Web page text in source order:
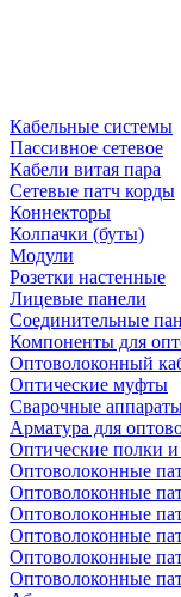
Кабельные системы
Пассивное сетевое
Кабели витая пара
Сетевые патч корды
Коннекторы
Колпачки (буты)
Модули
Розетки настенные
Лицевые панели
Соединительные
Компоненты для
Оптоволоконный
Оптические муфты
Сварочные
Арматура для
Оптические полки
Оптоволоконные
Оптоволоконные
Оптоволоконные
Оптоволоконные
Оптоволоконные
Оптоволоконные